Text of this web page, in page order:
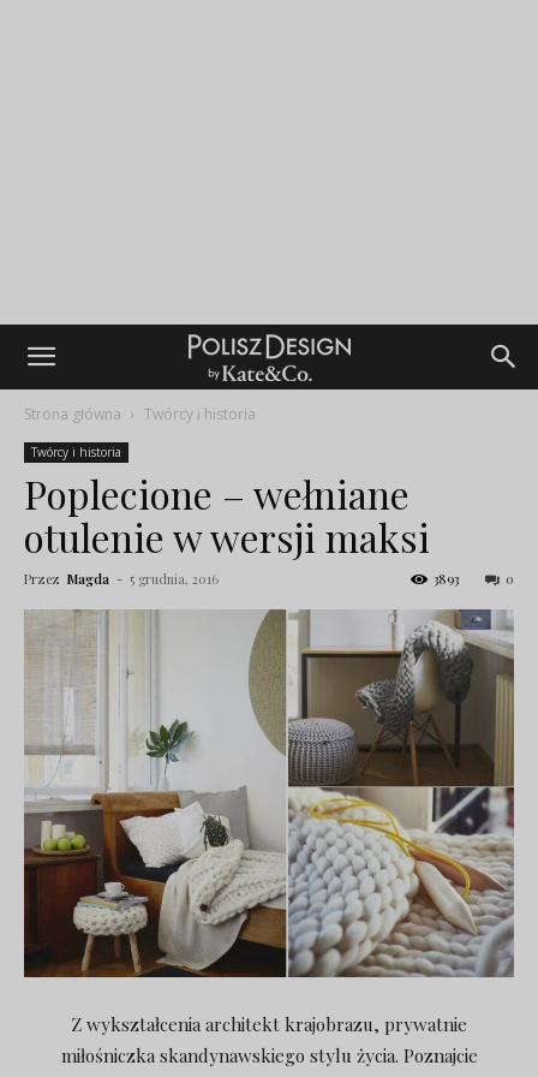
Strona główna Twórcy i historia
Twórcy i historia
Poplecione – wełniane
otulenie w wersji maksi
Przez Magda - 5 grudnia, 2016 0
3893
Z wykształcenia architekt krajobrazu, prywatnie
miłośniczka skandynawskiego stylu życia. Poznajcie